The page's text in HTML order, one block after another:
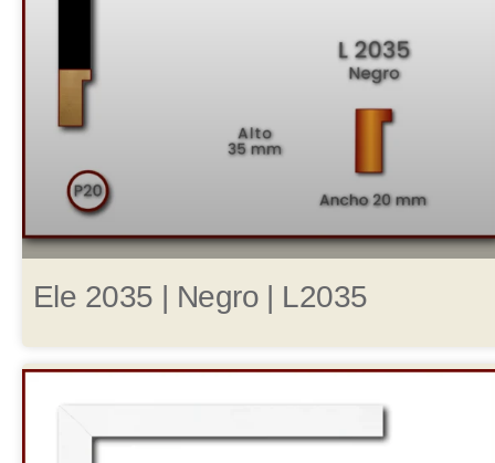
Ele 2035 | Negro | L2035